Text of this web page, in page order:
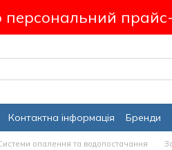
Контактна інформація Бренди
опалення та водопостачання